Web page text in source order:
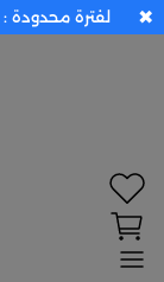
لفترة محدودة : ✖